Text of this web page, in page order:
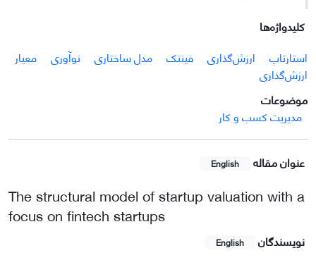
کلیدواژه‌ها
استارتاپ
ارزش‌گذاری فینتک مدل ساختاری نوآوری
معیار
ارزش‌گذاری
موضوعات
مدیریت کسب و کار
عنوان مقاله English
The structural model of startup valuation with a
focus on fintech startups
نویسندگان English